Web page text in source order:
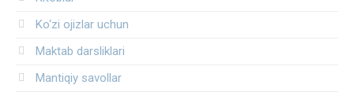
Ko‘zi ojizlar uchun
Maktab darsliklari
Mantiqiy savollar